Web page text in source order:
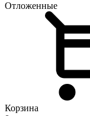
Отложенные
Корзина